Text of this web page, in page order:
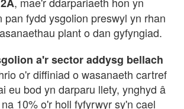
pan fydd ysgolion preswyl yn rhan
plant o dan gyfyngiad.
a'r sector addysg bellach
o'r diffiniad o wasanaeth cartref
eu bod yn darparu llety, ynghyd
10% o'r holl fyfyrwyr sy'n cael